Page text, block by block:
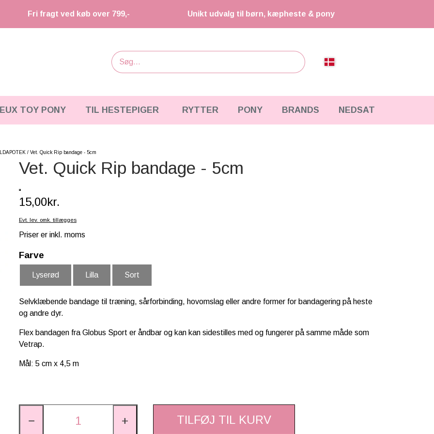
Fri fragt ved køb over 799,- Unikt udvalg til børn, kæpheste & pony
TOY PONY TIL HESTEPIGER RYTTER PONY BRANDS NEDSAT
Vet. Quick Rip bandage - 5cm
Vet. Quick Rip bandage - 5cm
15,00kr.
Evt. lev. omk. tillægges
Priser er inkl. moms
Farve
Lyserød Lilla Sort
Selvklæbende bandage til træning, sårforbinding, hovomslag eller andre former for bandagering på heste
og andre dyr.
Flex bandagen fra Globus Sport er åndbar og kan kan sidestilles med og fungerer på samme måde som
Vetrap.
Mål: 5 cm x 4,5 m
− + TILFØJ TIL KURV